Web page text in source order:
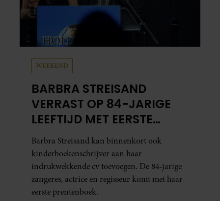
WEEKEND
BARBRA STREISAND
VERRAST OP 84-JARIGE
LEEFTIJD MET EERSTE
KINDERBOEK
Barbra Streisand kan binnenkort ook
kinderboekenschrijver aan haar
indrukwekkende cv toevoegen. De 84-jarige
zangeres, actrice en regisseur komt met haar
eerste prentenboek.